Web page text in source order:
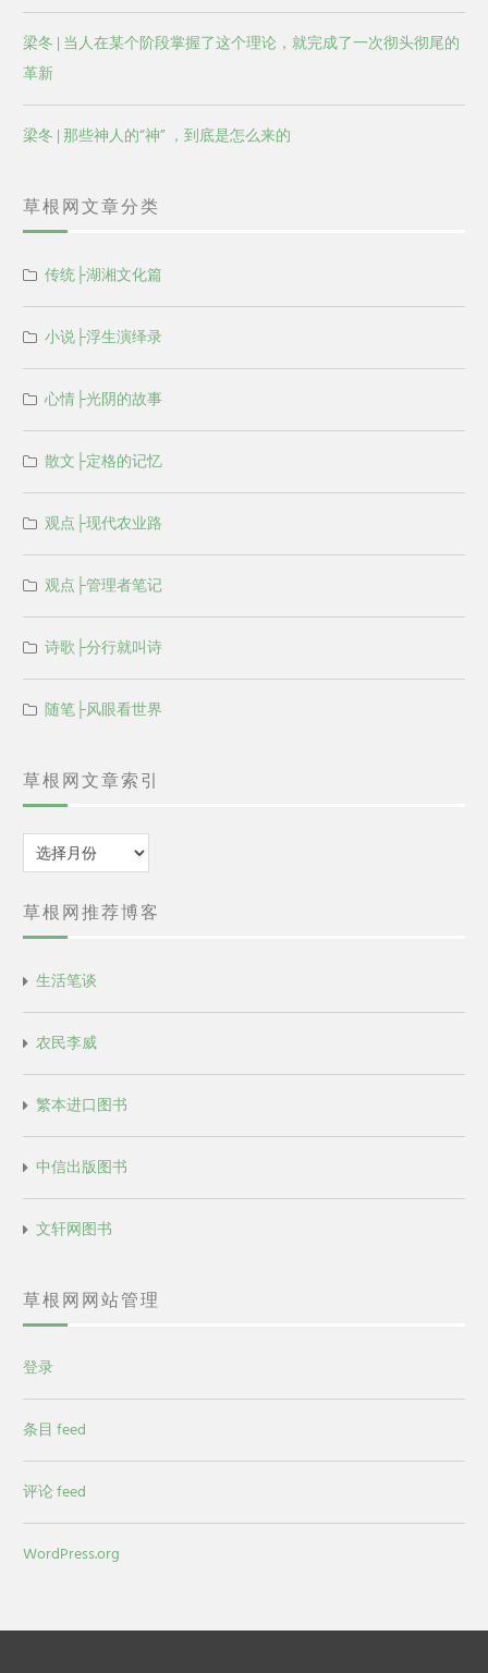
梁冬 | 当人在某个阶段掌握了这个理论，就完成了一次彻头彻尾的
革新
梁冬 | 那些神人的“神” ，到底是怎么来的
草根网文章分类
传统├湖湘文化篇
小说├浮生演绎录
心情├光阴的故事
散文├定格的记忆
观点├现代农业路
观点├管理者笔记
诗歌├分行就叫诗
随笔├风眼看世界
草根网文章索引
归
档
草根网推荐博客
生活笔谈
农民李威
繁本进口图书
中信出版图书
文轩网图书
草根网网站管理
登录
条目 feed
评论 feed
WordPress.org